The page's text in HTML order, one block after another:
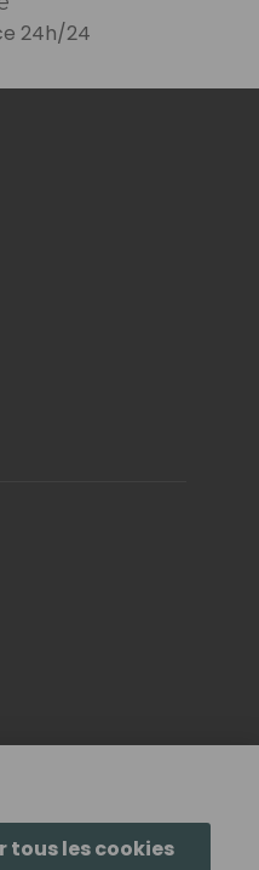
24h/24
tous les cookies